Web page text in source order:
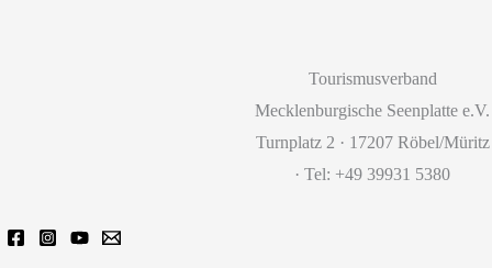
Tourismusverband
Mecklenburgische Seenplatte e.V.
Turnplatz 2 · 17207 Röbel/Müritz
· Tel: +49 39931 5380